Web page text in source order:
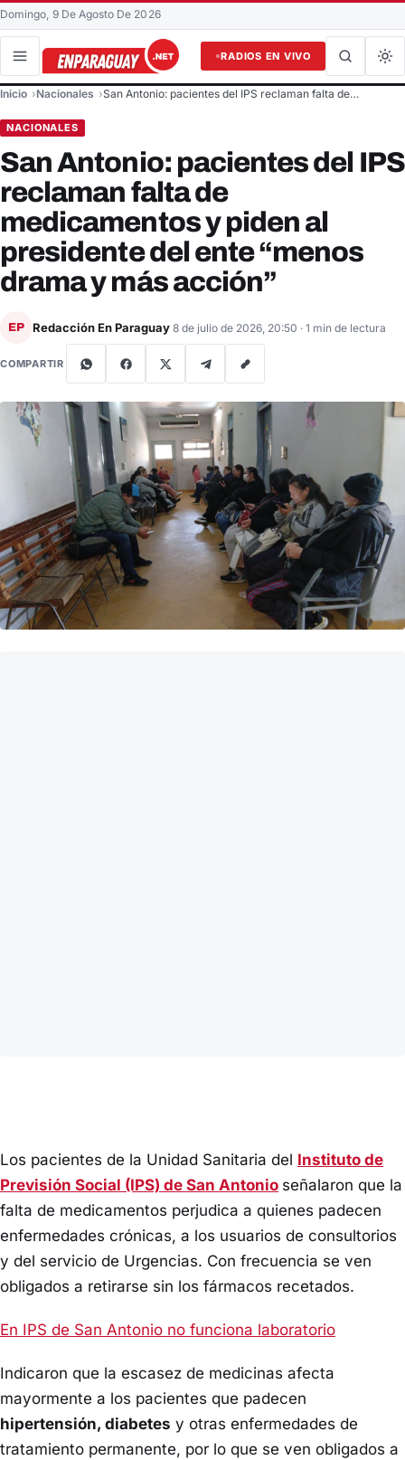
Domingo, 9 De Agosto De 2026
RADIOS EN VIVO
Buscar en el sitio
Inicio Nacionales San Antonio: pacientes del IPS reclaman falta de…
NACIONALES
San Antonio: pacientes del IPS
reclaman falta de
medicamentos y piden al
presidente del ente “menos
drama y más acción”
EP Redacción En Paraguay 8 de julio de 2026, 20:50 · 1 min de lectura
COMPARTIR
Los pacientes de la Unidad Sanitaria del Instituto de
Previsión Social (IPS) de San Antonio señalaron que la
falta de medicamentos perjudica a quienes padecen
enfermedades crónicas, a los usuarios de consultorios
y del servicio de Urgencias. Con frecuencia se ven
obligados a retirarse sin los fármacos recetados.
En IPS de San Antonio no funciona laboratorio
Indicaron que la escasez de medicinas afecta
mayormente a los pacientes que padecen
hipertensión, diabetes y otras enfermedades de
tratamiento permanente, por lo que se ven obligados a